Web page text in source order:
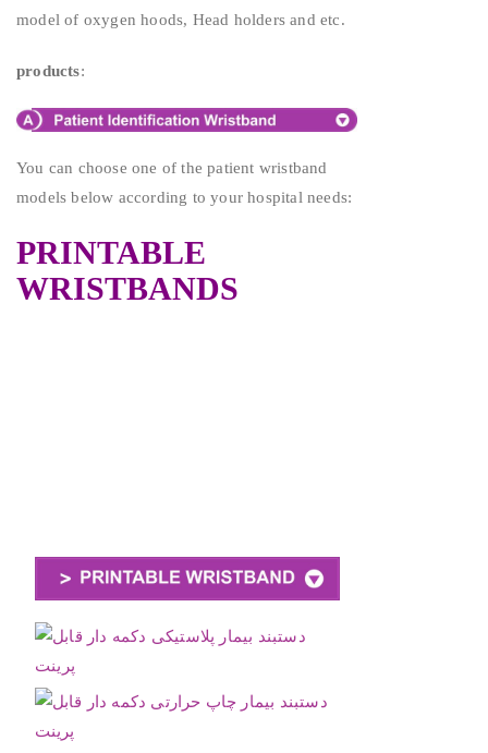
model of oxygen hoods, Head holders and etc.
products:
You can choose one of the patient wristband
models below according to your hospital needs:
PRINTABLE
WRISTBANDS